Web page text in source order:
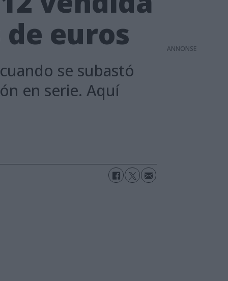
euros
se subastó
en serie. Aquí
ANNONS